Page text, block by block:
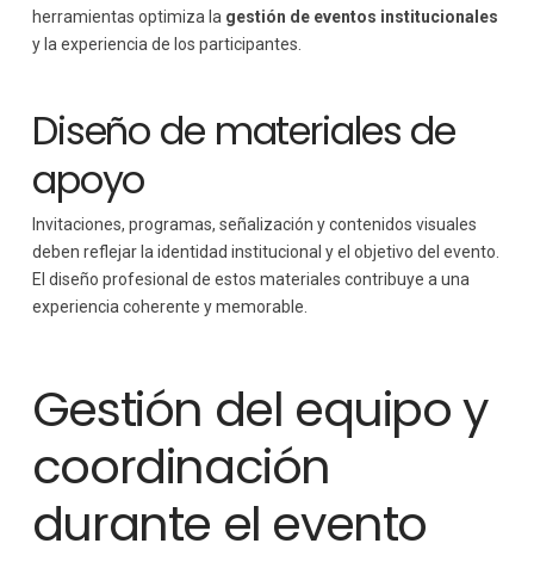
herramientas optimiza la gestión de eventos institucionales
y la experiencia de los participantes.
Diseño de materiales de
apoyo
Invitaciones, programas, señalización y contenidos visuales
deben reflejar la identidad institucional y el objetivo del evento.
El diseño profesional de estos materiales contribuye a una
experiencia coherente y memorable.
Gestión del equipo y
coordinación
durante el evento